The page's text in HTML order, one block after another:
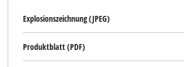
Explosionszeichnung (JPEG)
Produktblatt (PDF)